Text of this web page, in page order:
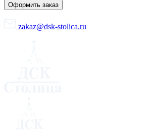
Оформить заказ
zakaz@dsk-stolica.ru